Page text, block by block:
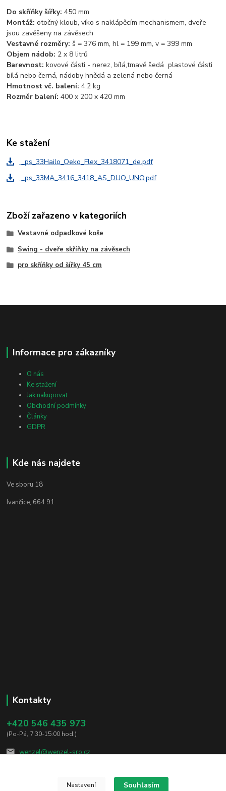
Do skříňky šířky:450 mm
Montáž:otočný kloub, víko s naklápěcím mechanismem, dveře
jsou zavěšeny na závěsech
Vestavné rozměry: š = 376 mm, hl = 199 mm, v = 399 mm
Objem nádob: 2 x 8 litrů
Barevnost:kovové části - nerez, bílá,tmavě šedá plastové části
bílá nebo černá, nádoby hnědá a zelená nebo černá
Hmotnost vč. balení:4,2 kg
Rozměr balení:400 x 200 x 420 mm
Ke stažení
_ps_33Hailo_Oeko_Flex_3418071_de.pdf
_ps_33MA_3416_3418_AS_DUO_UNO.pdf
Zboží zařazeno v kategoriích
Vestavné odpadkové koše
Swing - dveře skříňky na závěsech
pro skříňky od šířky 45 cm
Informace pro zákazníky
O nás
Ke stažení
Jak nakupovat
Obchodní podmínky
Články
GDPR
Kde nás najdete
Ve sboru 18
Ivančice, 664 91
Kontakty
+420 546 435 973
(Po-Pá, 7:30-15:00 hod.)
wenzel@wenzel-sro.cz
Nastavení Souhlasím